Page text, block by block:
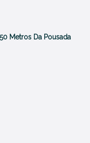
Metros Da Pousada